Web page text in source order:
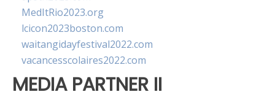
MedItRio2023.org
lcicon2023boston.com
waitangidayfestival2022.com
vacancesscolaires2022.com
MEDIA PARTNER II